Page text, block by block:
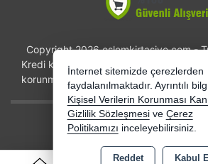
Copyright 2026 eslemkirtasiye.com -
Kredi kartı bilgileriniz 256bit SSL
korunmaktadır.
Bu site AKINSOFT E-Ticaret ile
İnternet sitemizde çerezlerden
faydalanılmaktadır. Ayrıntılı
Kişisel Verilerin Korunması
Gizlilik Sözleşmesi ve Çerez
Politikamızı inceleyebilirsiniz.
Reddet Kabul